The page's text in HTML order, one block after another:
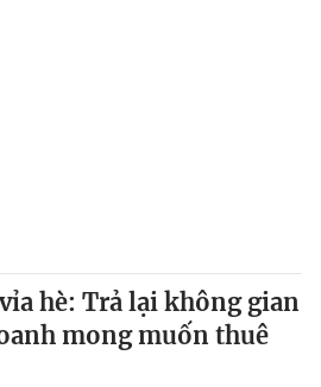
hè: Trả lại không gian
mong muốn thuê